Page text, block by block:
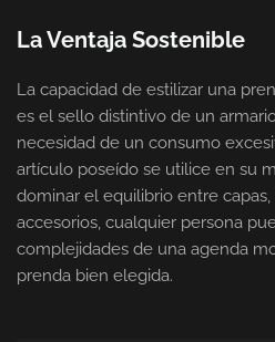
La Ventaja Sostenible
La capacidad de estilizar una
es el sello distintivo de un
necesidad de un consumo
artículo poseído se utilice en su
dominar el equilibrio entre
accesorios, cualquier persona
complejidades de una agenda
prenda bien elegida.